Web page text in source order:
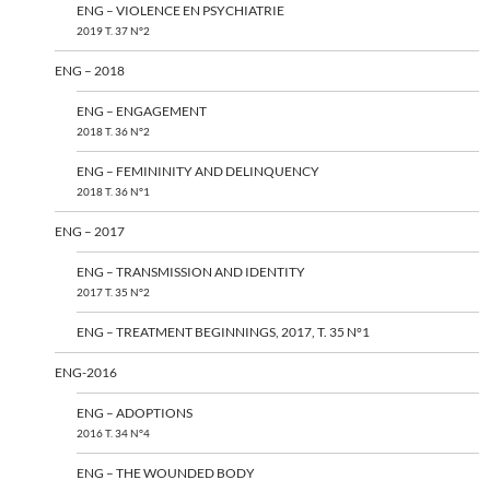
ENG – VIOLENCE EN PSYCHIATRIE
2019 T. 37 N°2
ENG – 2018
ENG – ENGAGEMENT
2018 T. 36 N°2
ENG – FEMININITY AND DELINQUENCY
2018 T. 36 N°1
ENG – 2017
ENG – TRANSMISSION AND IDENTITY
2017 T. 35 N°2
ENG – TREATMENT BEGINNINGS, 2017, T. 35 N°1
ENG-2016
ENG – ADOPTIONS
2016 T. 34 N°4
ENG – THE WOUNDED BODY